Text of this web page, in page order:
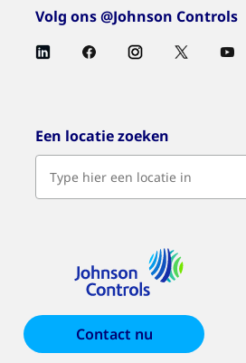
Volg ons @Johnson Controls
Een locatie zoeken
Contact nu